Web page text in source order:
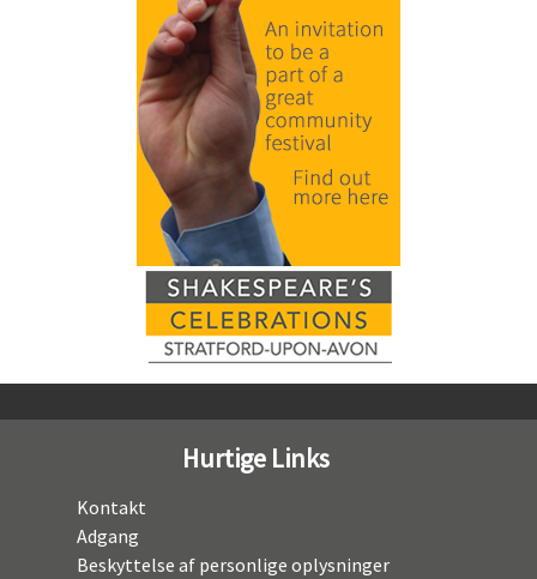
Hurtige Links
Kontakt
Adgang
Beskyttelse af personlige oplysninger